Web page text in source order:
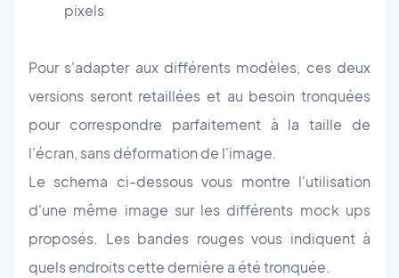
pixels
Pour s'adapter aux différents modèles, ces deux
versions seront retaillées et au besoin tronquées
pour correspondre parfaitement à la taille de
l'écran, sans déformation de l'image.
Le schema ci-dessous vous montre l'utilisation
d'une même image sur les différents mock ups
proposés. Les bandes rouges vous indiquent à
quels endroits cette dernière a été tronquée.